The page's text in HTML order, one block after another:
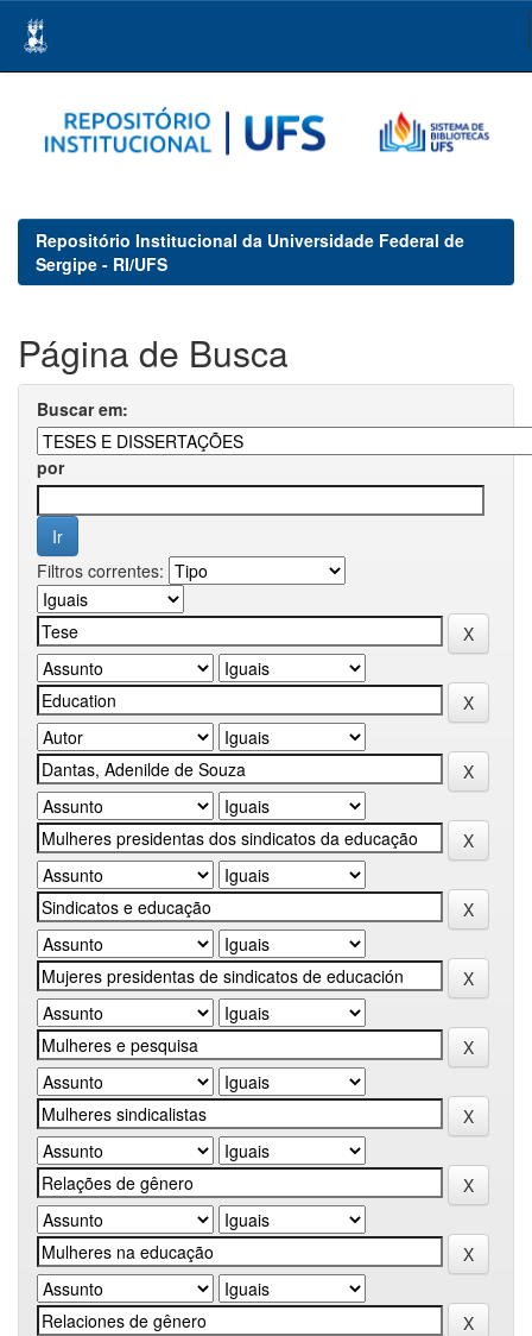
navigation
Repositório Institucional da Universidade Federal de
Sergipe - RI/UFS
Página de Busca
Buscar em:
por
Filtros correntes: